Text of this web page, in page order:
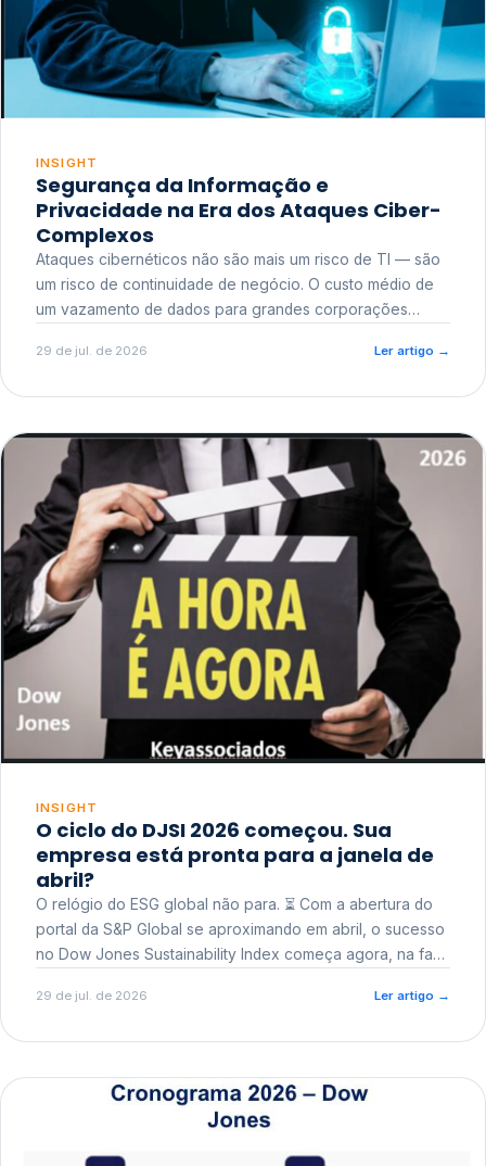
INSIGHT
Segurança da Informação e
Privacidade na Era dos Ataques Ciber-
Complexos
Ataques cibernéticos não são mais um risco de TI — são
um risco de continuidade de negócio. O custo médio de
um vazamento de dados para grandes corporações
reputacional e o risco regulatório junto a órgãos como a
29 de jul. de 2026 Ler artigo →
INSIGHT
O ciclo do DJSI 2026 começou. Sua
empresa está pronta para a janela de
abril?
O relógio do ESG global não para. ⏳ Com a abertura do
portal da S&P Global se aproximando em abril, o sucesso
no Dow Jones Sustainability Index começa agora, na fase
29 de jul. de 2026 Ler artigo →